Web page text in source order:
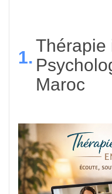
1.
Thérapie
Maroc